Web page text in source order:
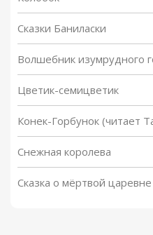
Сказки Баниласки
Волшебник изумрудного
Цветик-семицветик
Конек-Горбунок (читает
Снежная королева
Сказка о мёртвой